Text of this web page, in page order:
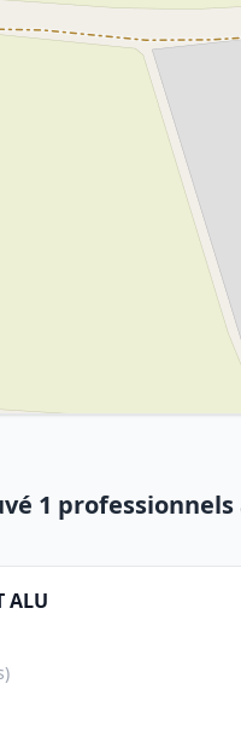
1
ALU